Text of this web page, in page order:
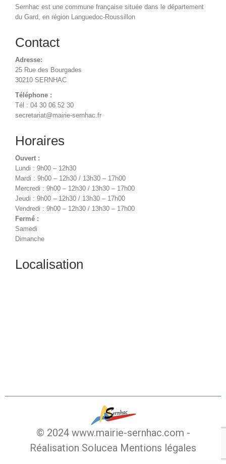
Sernhac est une commune française située dans le département
du Gard, en région Languedoc-Roussillon
Contact
Adresse:
25 Rue des Bourgades
30210 SERNHAC
Téléphone :
Tél : 04 30 06 52 30
secretariat@mairie-sernhac.fr
Horaires
Ouvert :
Lundi : 9h00 – 12h30
Mardi : 9h00 – 12h30 / 13h30 – 17h00
Mercredi : 9h00 – 12h30 / 13h30 – 17h00
Jeudi : 9h00 – 12h30 / 13h30 – 17h00
Vendredi : 9h00 – 12h30 / 13h30 – 17h00
Fermé :
Samedi
Dimanche
Localisation
© 2024 www.mairie-sernhac.com -
Réalisation Solucea Mentions légales